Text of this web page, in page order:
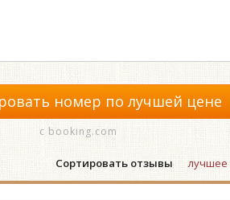
номер по лучшей цене
с booking.com
Сортировать отзывы лучшее